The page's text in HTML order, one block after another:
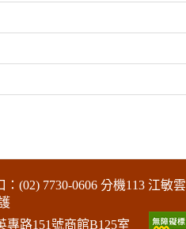
(02) 7730-0606 分機113 江敏雲
專路151號商館B125室